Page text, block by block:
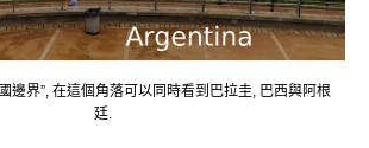
邊界”, 在這個角落可以同時看到巴拉圭, 巴西與阿根
廷.